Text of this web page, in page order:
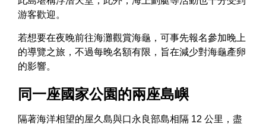
游客歡迎。
若想要在夜晚前往海灘觀賞海龜，可事先報名參加晚上
的導覽之旅，不過每晚名額有限，旨在減少對海龜產卵
的影響。
同一座國家公園的兩座島嶼
隔著海洋相望的屋久島與口永良部島相隔 12 公里，盡